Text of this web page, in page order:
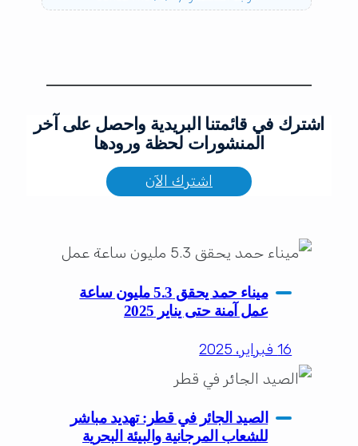
اشترك في قائمتنا البريدية واحصل على آخر
المنشورات لحظة ورودها
اشترك الآن
ميناء حمد يحقق 5.3 مليون ساعة
عمل آمنة حتى يناير 2025
16 فبراير، 2025
الصيد الجائر في قطر: تهديد مباشر
للشعاب المرجانية والبيئة البحرية